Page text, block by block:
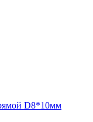
D8*10мм